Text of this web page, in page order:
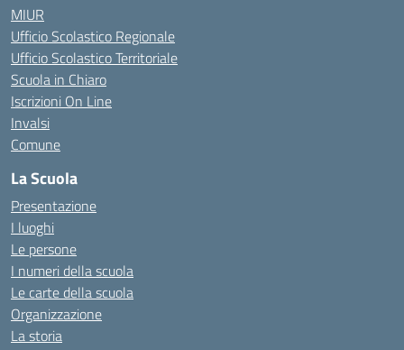
MIUR
Ufficio Scolastico Regionale
Ufficio Scolastico Territoriale
Scuola in Chiaro
Iscrizioni On Line
Invalsi
Comune
La Scuola
Presentazione
I luoghi
Le persone
I numeri della scuola
Le carte della scuola
Organizzazione
La storia